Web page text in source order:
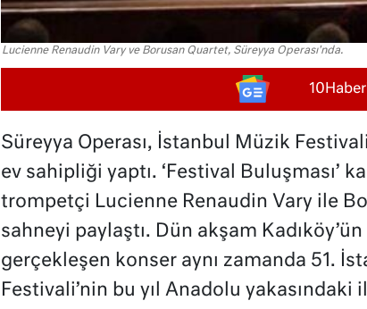
Lucienne Renaudin Vary ve Borusan Quartet, Süreyya Operası'nda.
Süreyya Operası, İstanbul Müzik
ev sahipliği yaptı. ‘Festival Buluşması’
trompetçi Lucienne Renaudin Vary ile
sahneyi paylaştı. Dün akşam
gerçekleşen konser aynı zamanda 51.
Festivali’nin bu yıl Anadolu